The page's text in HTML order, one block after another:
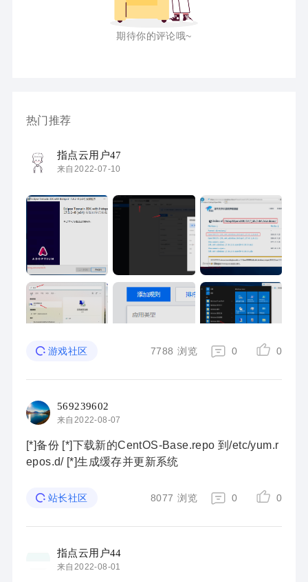
期待你的评论哦~
热门推荐
指点云用户47
来自2022-07-10
游戏社区 7788 浏览 0 0
569239602
来自2022-08-07
[*]备份 [*]下载新的CentOS-Base.repo 到/etc/yum.r
epos.d/ [*]生成缓存并更新系统
站长社区 8077 浏览 0 0
指点云用户44
来自2022-08-01